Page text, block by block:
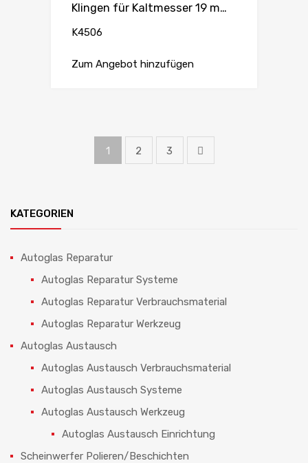
Klingen für Kaltmesser 19 mm Ultrawiz
K4506
Zum Angebot hinzufügen
1 2 3
KATEGORIEN
Autoglas Reparatur
Autoglas Reparatur Systeme
Autoglas Reparatur Verbrauchsmaterial
Autoglas Reparatur Werkzeug
Autoglas Austausch
Autoglas Austausch Verbrauchsmaterial
Autoglas Austausch Systeme
Autoglas Austausch Werkzeug
Autoglas Austausch Einrichtung
Scheinwerfer Polieren/Beschichten